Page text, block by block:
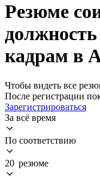
Резюме
кадрам в
Чтобы видеть все
После регистрации
Зарегистрироваться
За всё время
По соответствию
20 резюме